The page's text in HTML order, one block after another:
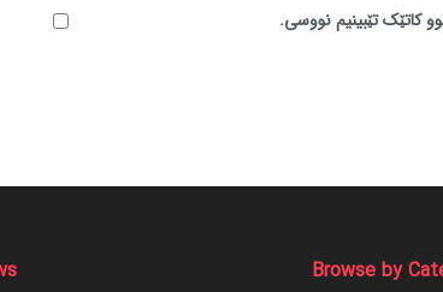
کاتێک تێبینیم نووسی.
Browse by